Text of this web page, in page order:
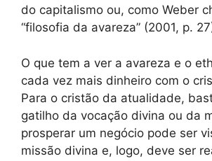
do capitalismo ou, como Weber
“filosofia da avareza” (2001, p.
O que tem a ver a avareza e o
cada vez mais dinheiro com o
Para o cristão da atualidade,
gatilho da vocação divina ou da
prosperar um negócio pode ser
missão divina e, logo, deve ser